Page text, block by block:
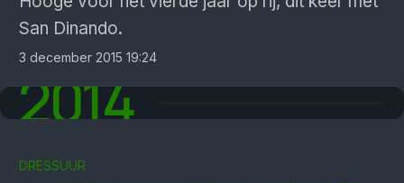
San Dinando.
3 december 2015 19:24
2014
DRESSUUR